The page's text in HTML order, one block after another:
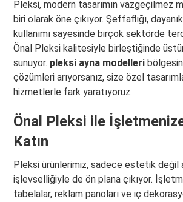
Pleksi, modern tasarımın vazgeçilmez
biri olarak öne çıkıyor. Şeffaflığı,
kullanımı sayesinde birçok sektörde
Önal Pleksi kalitesiyle birleştiğinde
sunuyor. pleksi ayna modelleri
çözümleri arıyorsanız, size özel
hizmetlerle fark yaratıyoruz.
Önal Pleksi ile
Katın
Pleksi ürünlerimiz, sadece estetik değil
işlevselliğiyle de ön plana çıkıyor.
tabelalar, reklam panoları ve iç